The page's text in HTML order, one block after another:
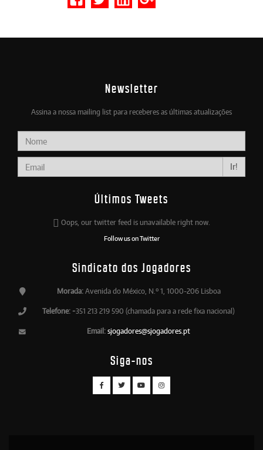
Newsletter
Assina a nossa mailing list para receberes as últimas atualizações
Ir!
Últimos Tweets
Oops, our twitter feed is unavailable right now.
Follow us on Twitter
Sindicato dos Jogadores
Morada:Avenida do México, N.º 1, 1000-206 Lisboa
Telefone: +351 213 219 590 (chamada para a rede fixa nacional)
Email: sjogadores@sjogadores.pt
Siga-nos